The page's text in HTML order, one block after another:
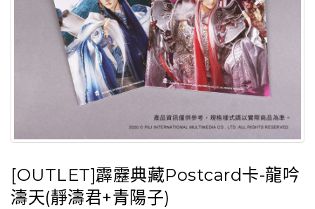
[OUTLET]霹靂典藏Postcard卡-龍吟
濤天(靜濤君+青陽子)